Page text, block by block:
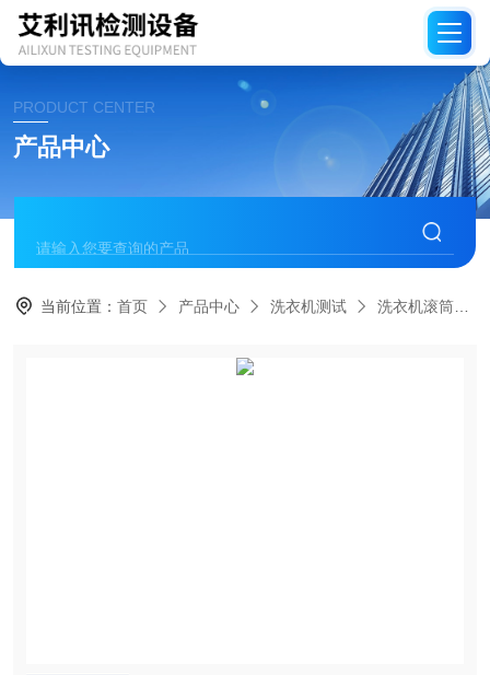
PRODUCT CENTER
产品中心
当前位置：首页 产品中心 洗衣机测试 洗衣机滚筒端面轴跳动试验